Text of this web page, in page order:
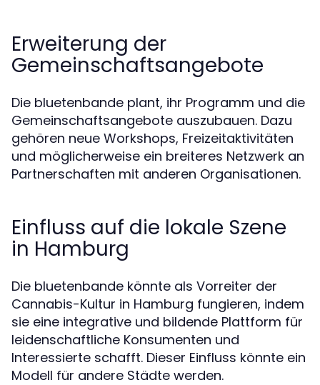
Erweiterung der
Gemeinschaftsangebote
Die bluetenbande plant, ihr Programm und die
Gemeinschaftsangebote auszubauen. Dazu
gehören neue Workshops, Freizeitaktivitäten
und möglicherweise ein breiteres Netzwerk an
Partnerschaften mit anderen Organisationen.
Einfluss auf die lokale Szene
in Hamburg
Die bluetenbande könnte als Vorreiter der
Cannabis-Kultur in Hamburg fungieren, indem
sie eine integrative und bildende Plattform für
leidenschaftliche Konsumenten und
Interessierte schafft. Dieser Einfluss könnte ein
Modell für andere Städte werden.